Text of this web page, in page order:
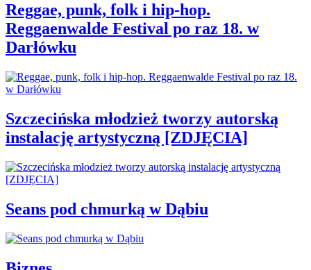
Reggae, punk, folk i hip-hop.
Reggaenwalde Festival po raz 18. w
Darłówku
Szczecińska młodzież tworzy autorską
instalację artystyczną [ZDJĘCIA]
Seans pod chmurką w Dąbiu